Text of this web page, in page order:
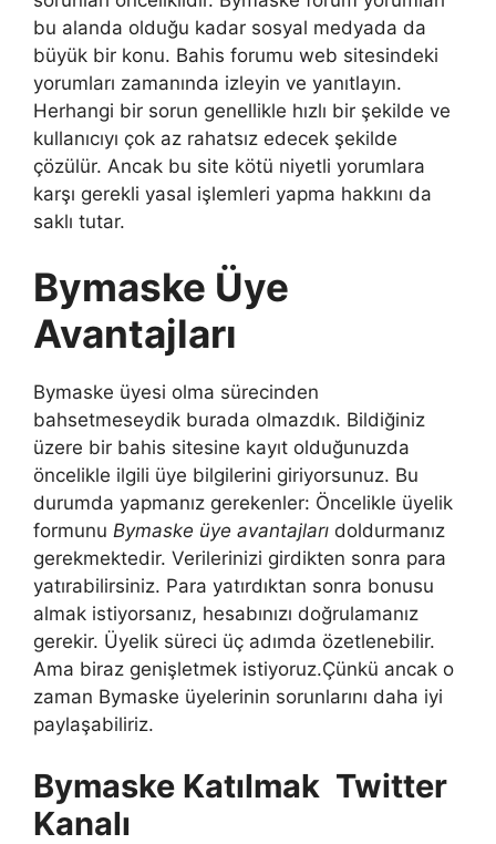
bu alanda olduğu kadar sosyal medyada da
büyük bir konu. Bahis forumu web sitesindeki
yorumları zamanında izleyin ve yanıtlayın.
Herhangi bir sorun genellikle hızlı bir şekilde ve
kullanıcıyı çok az rahatsız edecek şekilde
çözülür. Ancak bu site kötü niyetli yorumlara
karşı gerekli yasal işlemleri yapma hakkını da
saklı tutar.
Bymaske Üye
Avantajları
Bymaske üyesi olma sürecinden
bahsetmeseydik burada olmazdık. Bildiğiniz
üzere bir bahis sitesine kayıt olduğunuzda
öncelikle ilgili üye bilgilerini giriyorsunuz. Bu
durumda yapmanız gerekenler: Öncelikle üyelik
formunu Bymaske üye avantajları doldurmanız
gerekmektedir. Verilerinizi girdikten sonra para
yatırabilirsiniz. Para yatırdıktan sonra bonusu
almak istiyorsanız, hesabınızı doğrulamanız
gerekir. Üyelik süreci üç adımda özetlenebilir.
Ama biraz genişletmek istiyoruz.Çünkü ancak o
zaman Bymaske üyelerinin sorunlarını daha iyi
paylaşabiliriz.
Bymaske Katılmak Twitter
Kanalı